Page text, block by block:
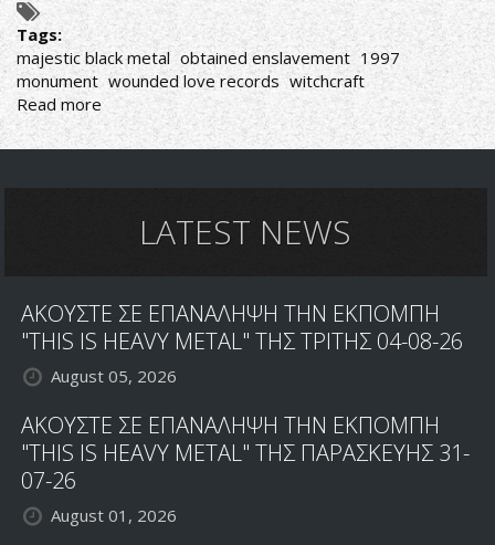
Tags:
majestic black metal obtained enslavement 1997
monument wounded love records witchcraft
Read more about
Obtained
Enslavement-
LATEST NEWS
ΑΚΟΥΣΤΕ ΣΕ ΕΠΑΝΑΛΗΨΗ ΤΗΝ ΕΚΠΟΜΠΗ
"THIS IS HEAVY METAL" ΤΗΣ ΤΡΙΤΗΣ 04-08-26
August 05, 2026
ΑΚΟΥΣΤΕ ΣΕ ΕΠΑΝΑΛΗΨΗ ΤΗΝ ΕΚΠΟΜΠΗ
"THIS IS HEAVY METAL" ΤΗΣ ΠΑΡΑΣΚΕΥΗΣ 31-
07-26
August 01, 2026